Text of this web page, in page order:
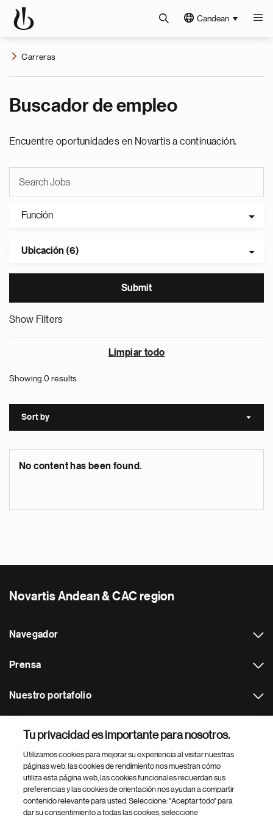
Candean
Carreras
Buscador de empleo
Encuentre oportunidades en Novartis a continuación.
Función
Ubicación (6)
Show Filters
Limpiar todo
Showing 0 results
Sort by Sort
No content has been found.
Novartis Andean & CAC region
Navegador
Prensa
Nuestro portafolio
Footer Site Search
Tu privacidad es importante para nosotros.
Utilizamos cookies para mejorar su experiencia al visitar nuestras
páginas web: las cookies de rendimiento nos muestran cómo
utiliza esta página web, las cookies funcionales recuerdan sus
preferencias y las cookies de orientación nos ayudan a compartir
contenido relevante para usted. Seleccione: "Aceptar todo" para
dar su consentimiento a todas las cookies, seleccione